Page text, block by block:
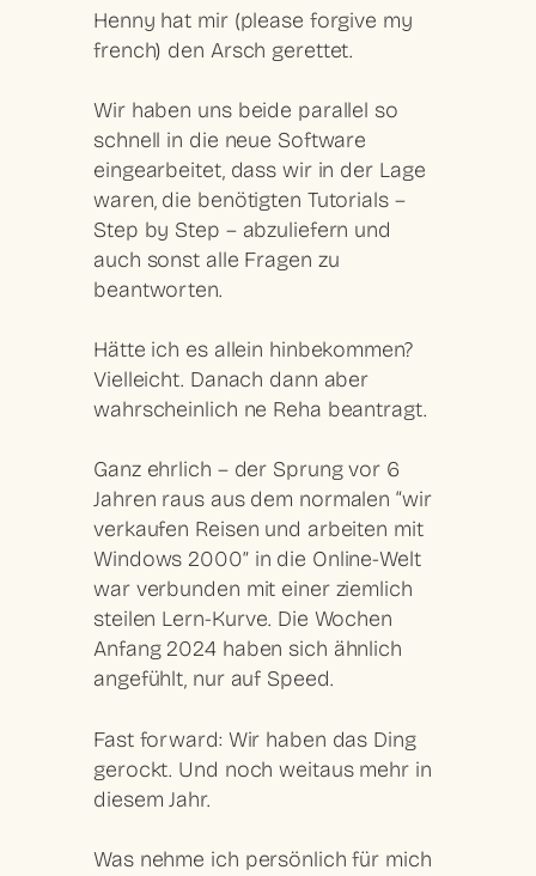
Henny hat mir (please forgive my
french) den Arsch gerettet.
Wir haben uns beide parallel so
schnell in die neue Software
eingearbeitet, dass wir in der Lage
waren, die benötigten Tutorials –
Step by Step – abzuliefern und
auch sonst alle Fragen zu
beantworten.
Hätte ich es allein hinbekommen?
Vielleicht. Danach dann aber
wahrscheinlich ne Reha beantragt.
Ganz ehrlich – der Sprung vor 6
Jahren raus aus dem normalen “wir
verkaufen Reisen und arbeiten mit
Windows 2000” in die Online-Welt
war verbunden mit einer ziemlich
steilen Lern-Kurve. Die Wochen
Anfang 2024 haben sich ähnlich
angefühlt, nur auf Speed.
Fast forward: Wir haben das Ding
gerockt. Und noch weitaus mehr in
diesem Jahr.
Was nehme ich persönlich für mich